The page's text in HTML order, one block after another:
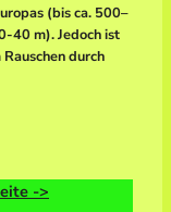
(bis ca. 500–
40 m). Jedoch ist
durch
->